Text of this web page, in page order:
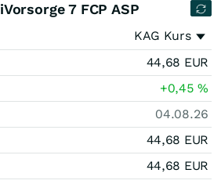
7 FCP ASP
KAG Kurs
44,68 EUR
+0,45%
04.08.26
44,68 EUR
44,68 EUR